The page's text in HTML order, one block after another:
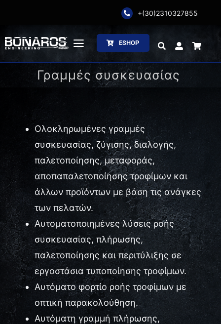
content
+(30)2310327855
Toggle
Navigation
Αρχική
Ζύγιση
Συσκευασία
Επεξεργασία
Κατάλογοι
Επικοινωνία
ESHOP
Γραμμές συσκευασίας
Ολοκληρωμένες γραμμές
συσκευασίας, ζύγισης, διαλογής,
παλετοποίησης, μεταφοράς,
αποπαπαλετοποίησης τροφίμων και
άλλων προϊόντων με βάση τις ανάγκες
των πελατών.
Αυτοματοποιημένες λύσεις ροής
συσκευασίας, πλήρωσης,
παλετοποίησης και περιτύλιξης σε
εργοστάσια τυποποίησης τροφίμων.
Αυτόματο φορτίο ροής τροφίμων με
οπτική παρακολούθηση.
Αυτόματη γραμμή πλήρωσης,